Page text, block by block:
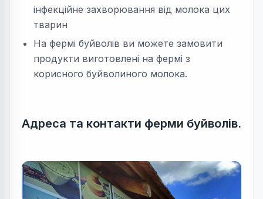
інфекційне захворювання від молока цих
тварин
На фермі буйволів ви можете замовити
продукти виготовлені на фермі з
корисного буйволиного молока.
Адреса та контакти ферми буйволів.